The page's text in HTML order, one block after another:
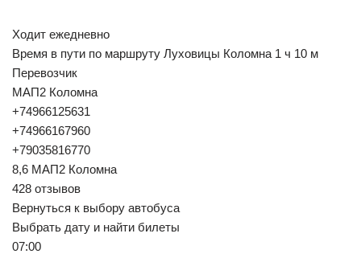
Ходит ежедневно
Время в пути по маршруту Луховицы Коломна 1 ч 10 м
Перевозчик
МАП2 Коломна
+74966125631
+74966167960
+79035816770
8,6 МАП2 Коломна
428 отзывов
Вернуться к выбору автобуса
Выбрать дату и найти билеты
07:00